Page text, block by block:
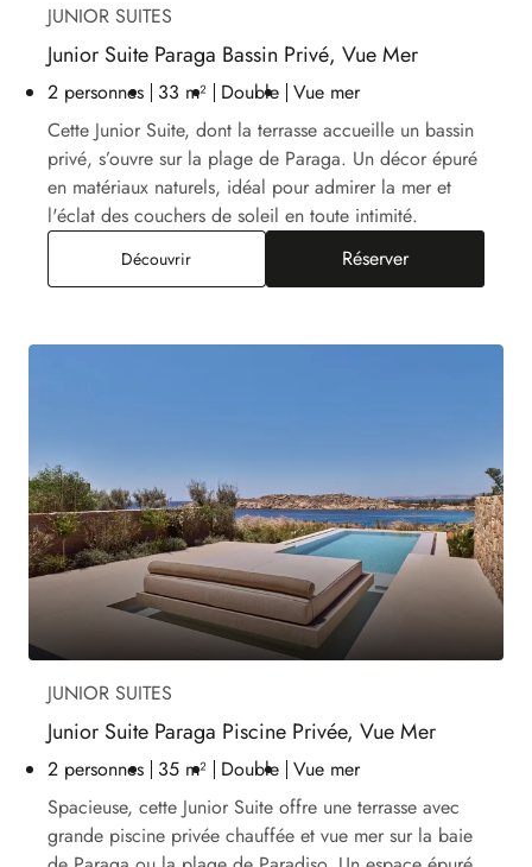
JUNIOR SUITES
Junior Suite Paraga Bassin Privé, Vue Mer
2 personnes 33 m² Double Vue mer
Cette Junior Suite, dont la terrasse accueille un bassin
privé, s’ouvre sur la plage de Paraga. Un décor épuré
en matériaux naturels, idéal pour admirer la mer et
l'éclat des couchers de soleil en toute intimité.
DécouvrirJunior Suite Paraga Bassin Privé, Vue Mer
Réserver
JUNIOR SUITES
Junior Suite Paraga Piscine Privée, Vue Mer
2 personnes 35 m² Double Vue mer
Spacieuse, cette Junior Suite offre une terrasse avec
grande piscine privée chauffée et vue mer sur la baie